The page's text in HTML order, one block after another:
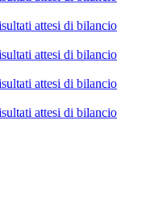
attesi di bilancio
attesi di bilancio
attesi di bilancio
attesi di bilancio